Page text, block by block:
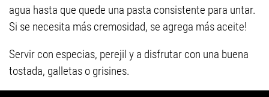
agua hasta que quede una pasta consistente para untar.
Si se necesita más cremosidad, se agrega más aceite!
Servir con especias, perejil y a disfrutar con una buena
tostada, galletas o grisines.